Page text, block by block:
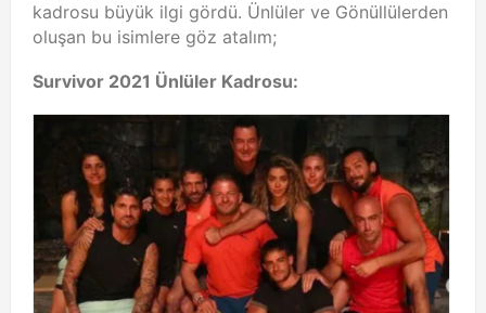
kadrosu büyük ilgi gördü. Ünlüler ve Gönüllülerden
oluşan bu isimlere göz atalım;
Survivor 2021 Ünlüler Kadrosu: